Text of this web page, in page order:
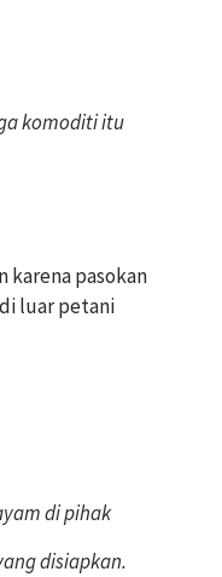
komoditi itu
karena pasokan
luar petani
di pihak
disiapkan.